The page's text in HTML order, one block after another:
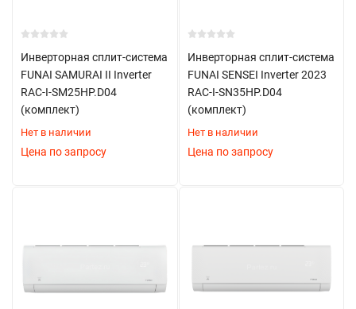
Инверторная сплит-система
FUNAI SAMURAI II Inverter
RAC-I-SM25HP.D04
(комплект)
Нет в наличии
Цена по запросу
Инверторная сплит-система
FUNAI SENSEI Inverter 2023
RAC-I-SN35HP.D04
(комплект)
Нет в наличии
Цена по запросу